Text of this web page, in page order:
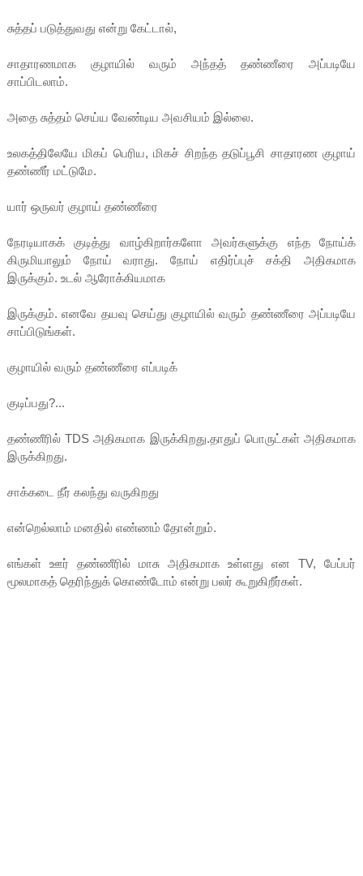
சுத்தப் படுத்துவது என்று கேட்டால்,
சாதாரணமாக குழாயில் வரும் அந்தத் தண்ணீரை அப்படியே
சாப்பிடலாம்.
அதை சுத்தம் செய்ய வேண்டிய அவசியம் இல்லை.
உலகத்திலேயே மிகப் பெரிய, மிகச் சிறந்த தடுப்பூசி சாதாரண குழாய்
தண்ணீர் மட்டுமே.
யார் ஒருவர் குழாய் தண்ணீரை
நேரடியாகக் குடித்து வாழ்கிறார்களோ அவர்களுக்கு எந்த நோய்க்
கிருமியாலும் நோய் வராது. நோய் எதிர்ப்புச் சக்தி அதிகமாக
இருக்கும். உடல் ஆரோக்கியமாக
இருக்கும். எனவே தயவு செய்து குழாயில் வரும் தண்ணீரை அப்படியே
சாப்பிடுங்கள்.
குழாயில் வரும் தண்ணீரை எப்படிக்
குடிப்பது?...
தண்ணீரில் TDS அதிகமாக இருக்கிறது.தாதுப் பொருட்கள் அதிகமாக
இருக்கிறது.
சாக்கடை நீர் கலந்து வருகிறது
என்றெல்லாம் மனதில் எண்ணம் தோன்றும்.
எங்கள் ஊர் தண்ணீரில் மாசு அதிகமாக உள்ளது என TV, பேப்பர்
மூலமாகத் தெரிந்துக் கொண்டோம் என்று பலர் கூறுகிறீர்கள்.